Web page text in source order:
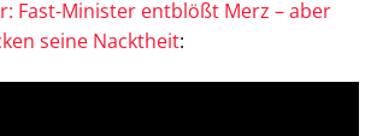
Fast-Minister entblößt Merz – aber
seine Nacktheit: